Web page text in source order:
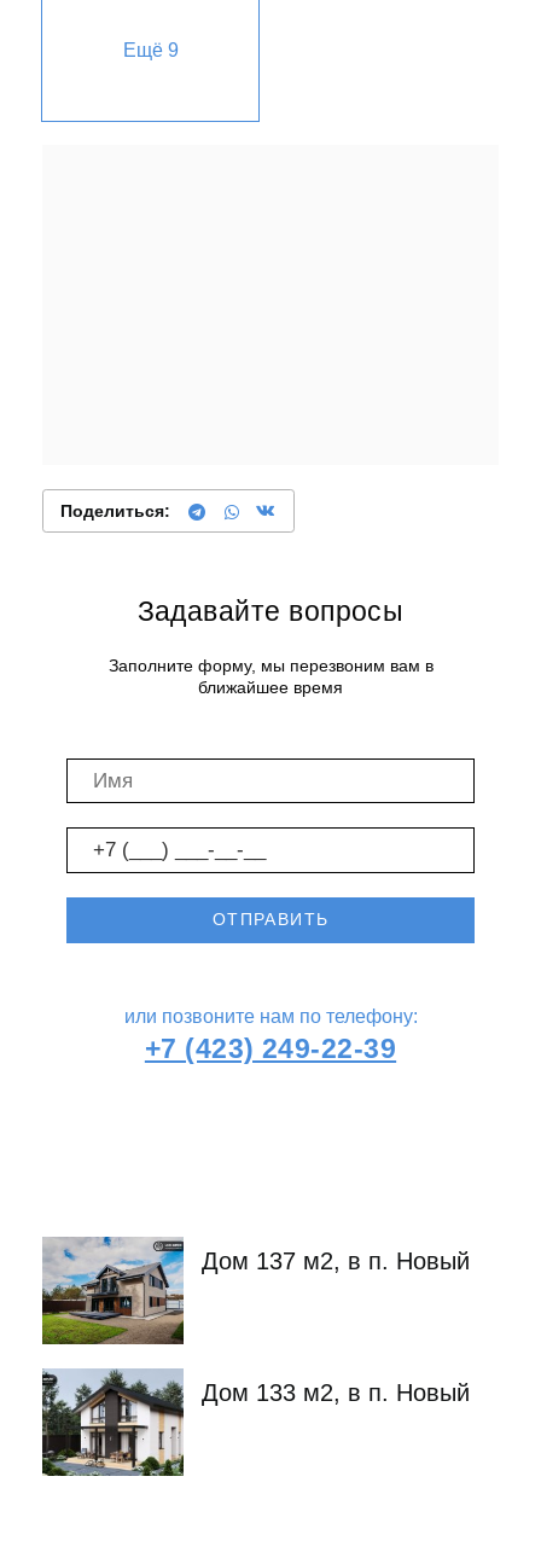
Ещё 9
Поделиться:
Задавайте вопросы
Заполните форму, мы перезвоним вам в
ближайшее время
ОТПРАВИТЬ
или позвоните нам по телефону:
+7 (423) 249-22-39
Дом 137 м2, в п. Новый
Дом 133 м2, в п. Новый